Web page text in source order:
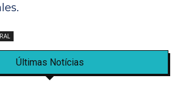
Últimas Notícias